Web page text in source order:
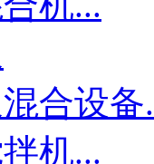
合设备
机...